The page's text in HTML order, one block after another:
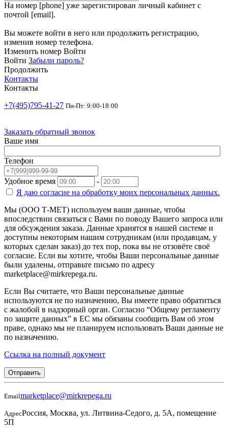
На номер [phone] уже зарегистирован личный кабинет с
почтой [email].
Вы можете войти в него или продолжить регистрацию,
изменив номер телефона.
Изменить номер Войти
Войти Забыли пароль?
Продолжить
Контакты
Контакты
+7(495)795-41-27 Пн-Пт: 9:00-18:00
Заказать обратный звонок
Ваше имя
Телефон
Удобное время
-
Я даю согласие на обработку моих персональных данных.
Мы (ООО Т-МЕТ) используем ваши данные, чтобы
впоследствии связаться с Вами по поводу Вашего запроса или
для обсуждения заказа. Данные хранятся в нашей системе и
доступны некоторым нашим сотрудникам (или продавцам, у
которых сделан заказ) до тех пор, пока вы не отзовёте своё
согласие. Если вы хотите, чтобы Ваши персональные данные
были удалены, отправьте письмо по адресу
marketplace@mirkrepega.ru.
Если Вы считаете, что Ваши персональные данные
используются не по назначению, Вы имеете право обратиться
с жалобой в надзорный орган. Согласно “Общему регламенту
по защите данных” в ЕС мы обязаны сообщить Вам об этом
праве, однако мы не планируем использовать Ваши данные не
по назначению.
Ссылка на полный документ
Отправить
Emailmarketplace@mirkrepega.ru
АдресРоссия, Москва, ул. Литвина-Седого, д. 5А, помещение
5П